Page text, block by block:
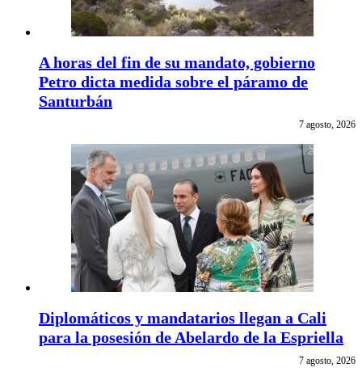
A horas del fin de su mandato, gobierno
Petro dicta medida sobre el páramo de
Santurbán
7 agosto, 2026
Diplomáticos y mandatarios llegan a Cali
para la posesión de Abelardo de la Espriella
7 agosto, 2026